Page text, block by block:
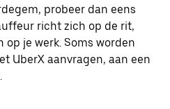
probeer dan eens
richt zich op de rit,
je werk. Soms worden
UberX aanvragen, aan een